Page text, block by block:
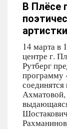
В Плёсе
14 марта в
центре г.
Рутберг
программу